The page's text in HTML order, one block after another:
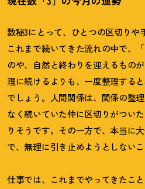
数秘3にとって、ひとつの区切りや
これまで続いてきた流れの中で、
のや、自然と終わりを迎えるもの
理に続けるよりも、一度整理する
でしょう。人間関係は、関係の整
なく続いていた仲に区切りがつい
りそうです。その一方で、本当に
で、無理に引き止めようとしないこ
仕事では、これまでやってきたこ